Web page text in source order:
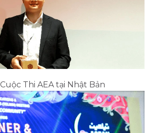
Thi AEA tại Nhật Bản